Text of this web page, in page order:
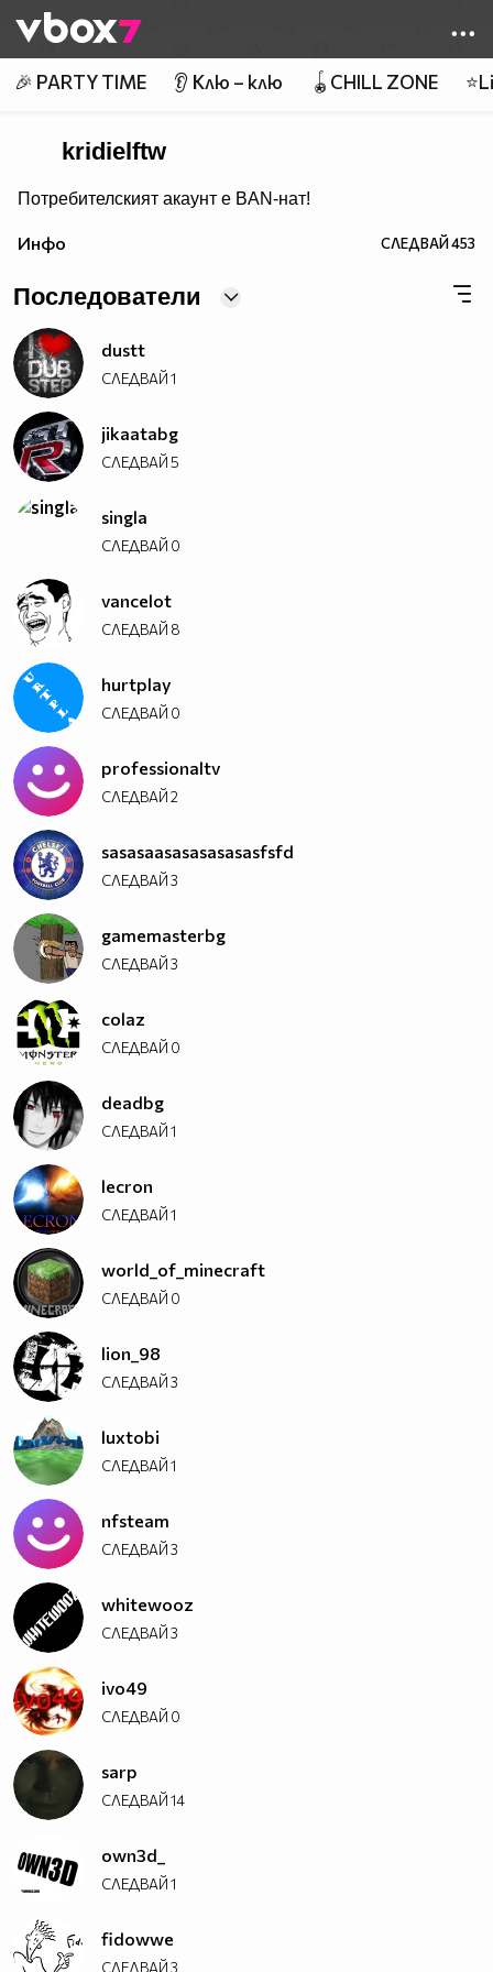
👾
🎉 PARTY TIME 👂 Клю – клю 🪀CHILL ZONE
kridielftw
Потребителският акаунт е BAN-нат!
Инфо СЛЕДВАЙ453
Последователи
dustt
СЛЕДВАЙ1
jikaatabg
СЛЕДВАЙ5
singla
СЛЕДВАЙ 0
vancelot
СЛЕДВАЙ 8
hurtplay
СЛЕДВАЙ 0
professionaltv
СЛЕДВАЙ2
sasasaasasasasasasfsfd
СЛЕДВАЙ3
gamemasterbg
СЛЕДВАЙ3
colaz
СЛЕДВАЙ 0
deadbg
СЛЕДВАЙ1
lecron
СЛЕДВАЙ1
world_of_minecraft
СЛЕДВАЙ 0
lion_98
СЛЕДВАЙ3
luxtobi
СЛЕДВАЙ1
nfsteam
СЛЕДВАЙ3
whitewooz
СЛЕДВАЙ3
ivo49
СЛЕДВАЙ 0
sarp
СЛЕДВАЙ14
own3d_
СЛЕДВАЙ1
fidowwe
СЛЕДВАЙ3